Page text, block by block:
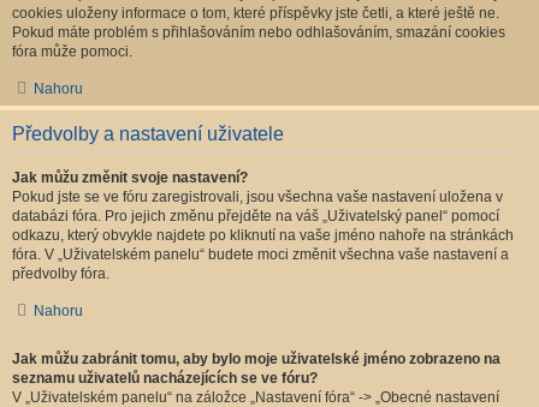
cookies uloženy informace o tom, které příspěvky jste četli, a které ještě ne.
Pokud máte problém s přihlašováním nebo odhlašováním, smazání cookies
fóra může pomoci.
Nahoru
Předvolby a nastavení uživatele
Jak můžu změnit svoje nastavení?
Pokud jste se ve fóru zaregistrovali, jsou všechna vaše nastavení uložena v
databázi fóra. Pro jejich změnu přejděte na váš „Uživatelský panel“ pomocí
odkazu, který obvykle najdete po kliknutí na vaše jméno nahoře na stránkách
fóra. V „Uživatelském panelu“ budete moci změnit všechna vaše nastavení a
předvolby fóra.
Nahoru
Jak můžu zabránit tomu, aby bylo moje uživatelské jméno zobrazeno na
seznamu uživatelů nacházejících se ve fóru?
V „Uživatelském panelu“ na záložce „Nastavení fóra“ -> „Obecné nastavení